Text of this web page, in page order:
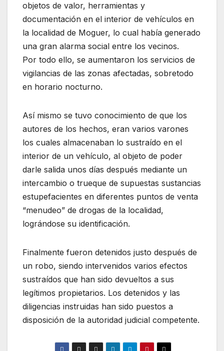
objetos de valor, herramientas y
documentación en el interior de vehículos en
la localidad de Moguer, lo cual había generado
una gran alarma social entre los vecinos.
Por todo ello, se aumentaron los servicios de
vigilancias de las zonas afectadas, sobretodo
en horario nocturno.
Así mismo se tuvo conocimiento de que los
autores de los hechos, eran varios varones
los cuales almacenaban lo sustraído en el
interior de un vehículo, al objeto de poder
darle salida unos días después mediante un
intercambio o trueque de supuestas sustancias
estupefacientes en diferentes puntos de venta
“menudeo” de drogas de la localidad,
lográndose su identificación.
Finalmente fueron detenidos justo después de
un robo, siendo intervenidos varios efectos
sustraídos que han sido devueltos a sus
legítimos propietarios. Los detenidos y las
diligencias instruidas han sido puestos a
disposición de la autoridad judicial competente.